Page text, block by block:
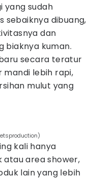
yang sudah
sebaiknya dibuang,
dan
biaknya kuman.
secara teratur
lebih rapi,
mulut yang
kali hanya
atau area shower,
lain yang lebih